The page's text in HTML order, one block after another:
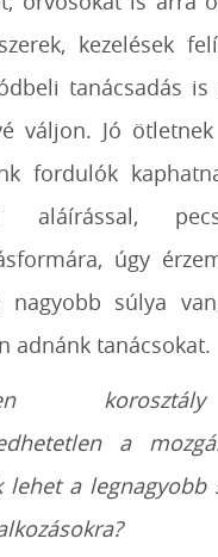
kezelések
tanácsadás
váljon. Jó
fordulók
aláírással,
úgy
nagyobb súlya
adnánk tanácsokat.
a
lehet a legnagyobb